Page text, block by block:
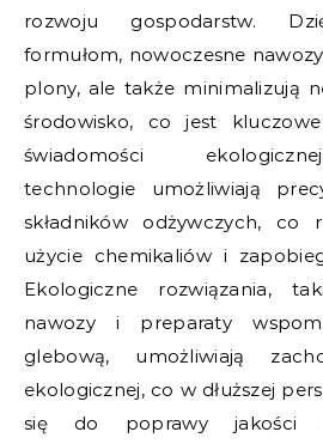
rozwoju gospodarstw.
formułom, nowoczesne
plony, ale także minimalizują
środowisko, co jest
świadomości
technologie umożliwiają
składników odżywczych, co
użycie chemikaliów i
Ekologiczne rozwiązania,
nawozy i preparaty
glebową, umożliwiają
ekologicznej, co w dłuższej
się do poprawy jakości